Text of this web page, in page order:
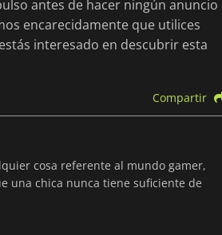
antes de hacer ningún anuncio
encarecidamente que utilices
interesado en descubrir esta
Compartir
cosa referente al mundo gamer,
una chica nunca tiene suficiente de